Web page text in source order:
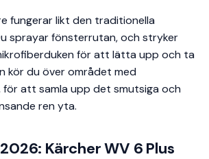
fungerar likt den traditionella
sprayar fönsterrutan, och stryker
för att lätta upp och ta
kör du över området med
att samla upp det smutsiga och
ren yta.
Kärcher WV 6 Plus